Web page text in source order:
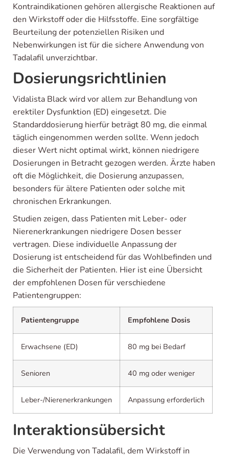
Kontraindikationen gehören allergische Reaktionen auf
den Wirkstoff oder die Hilfsstoffe. Eine sorgfältige
Beurteilung der potenziellen Risiken und
Nebenwirkungen ist für die sichere Anwendung von
Tadalafil unverzichtbar.
Dosierungsrichtlinien
Vidalista Black wird vor allem zur Behandlung von
erektiler Dysfunktion (ED) eingesetzt. Die
Standarddosierung hierfür beträgt 80 mg, die einmal
täglich eingenommen werden sollte. Wenn jedoch
dieser Wert nicht optimal wirkt, können niedrigere
Dosierungen in Betracht gezogen werden. Ärzte haben
oft die Möglichkeit, die Dosierung anzupassen,
besonders für ältere Patienten oder solche mit
chronischen Erkrankungen.
Studien zeigen, dass Patienten mit Leber- oder
Nierenerkrankungen niedrigere Dosen besser
vertragen. Diese individuelle Anpassung der
Dosierung ist entscheidend für das Wohlbefinden und
die Sicherheit der Patienten. Hier ist eine Übersicht
der empfohlenen Dosen für verschiedene
Patientengruppen:
Patientengruppe Empfohlene Dosis
Erwachsene (ED) 80 mg bei Bedarf
Senioren 40 mg oder weniger
Leber-/Nierenerkrankungen Anpassung erforderlich
Interaktionsübersicht
Die Verwendung von Tadalafil, dem Wirkstoff in